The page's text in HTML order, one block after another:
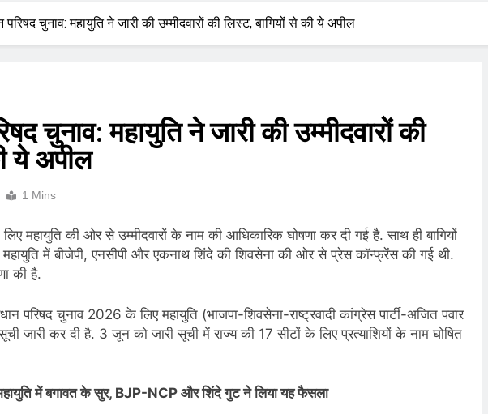
परिषद चुनाव: महायुति ने जारी की उम्मीदवारों की लिस्ट, बागियों से की ये अपील
चुनाव: महायुति ने जारी की उम्मीदवारों की
ये अपील
1 Mins
महायुति की ओर से उम्मीदवारों के नाम की आधिकारिक घोषणा कर दी गई है. साथ ही बागियों
में बीजेपी, एनसीपी और एकनाथ शिंदे की शिवसेना की ओर से प्रेस कॉन्फ्रेंस की गई थी.
की है.
परिषद चुनाव 2026 के लिए महायुति (भाजपा-शिवसेना-राष्ट्रवादी कांग्रेस पार्टी-अजित पवार
जारी कर दी है. 3 जून को जारी सूची में राज्य की 17 सीटों के लिए प्रत्याशियों के नाम घोषित
महायुति में बगावत के सुर, BJP-NCP और शिंदे गुट ने लिया यह फैसला